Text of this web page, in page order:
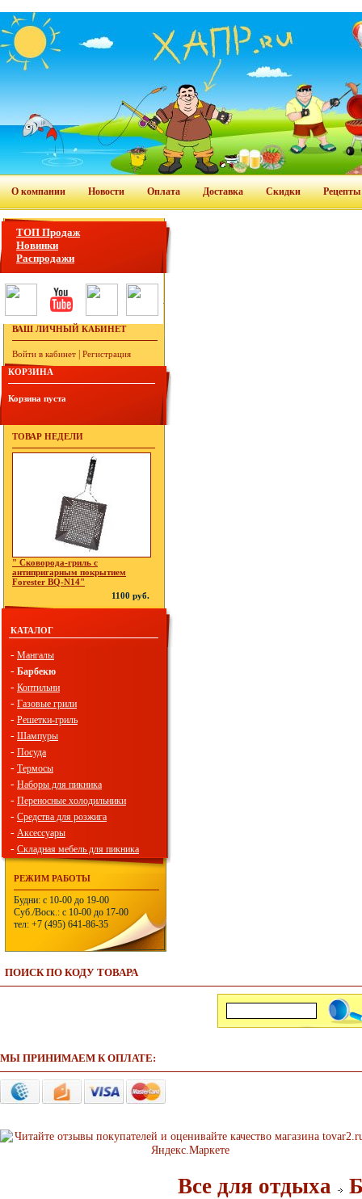
О компании Новости Оплата Доставка Скидки Рецепты
ТОП Продаж
Новинки
Распродажи
ВАШ ЛИЧНЫЙ КАБИНЕТ
Войти в кабинет
Регистрация
КОРЗИНА
Корзина пуста
ТОВАР НЕДЕЛИ
" Сковорода-гриль с
антипригарным покрытием
Forester BQ-N14"
1100 руб.
КАТАЛОГ
- Мангалы
- Барбекю
- Коптильни
- Газовые грили
- Решетки-гриль
- Шампуры
- Посуда
- Термосы
- Наборы для пикника
- Переносные холодильники
- Средства для розжига
- Аксессуары
- Складная мебель для пикника
РЕЖИМ РАБОТЫ
Будни: с 10-00 до 19-00
Суб./Воск.: с 10-00 до 17-00
тел: +7 (495) 641-86-35
ПОИСК ПО КОДУ ТОВАРА
МЫ ПРИНИМАЕМ К ОПЛАТЕ:
Все для отдыха